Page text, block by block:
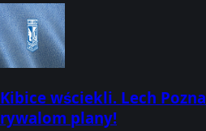
Kibice wściekli. Lech
rywalom plany!